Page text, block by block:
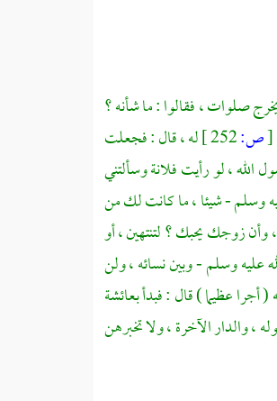
صلوات ، فقالوا : ما شأنه ؟
[ص:
له ، قال : فجعلت
، لو رأيت فلانة وسألتني
وسلم - شيئا ، ما كانت لك من
وأن زوجك يحبك ؟ لتنتهين ، أو
عليه وسلم - وبين نسائه ، ولن
( أجرا عظيما ) قال : فبدأبعائشة
، والدار الآخرة ، ولا تخبرهن